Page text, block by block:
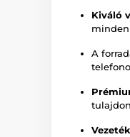
Kiváló
A